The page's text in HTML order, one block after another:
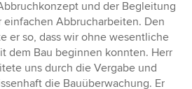
und der Begleitung
einfachen Abbrucharbeiten. Den
er so, dass wir ohne wesentliche
dem Bau beginnen konnten. Herr
uns durch die Vergabe und
die Bauüberwachung. Er